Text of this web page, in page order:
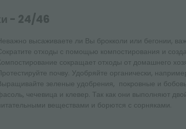
- 24/46
высаживаете ли Вы брокколи или бегонии,
отходы с помощью компостирования и
сокращает отходы от домашнего
почву. Удобряйте органически,
зеленые удобрения, покровные и
чечевица и клевер. Так как они выполняют
веществами и борются с сорняками.